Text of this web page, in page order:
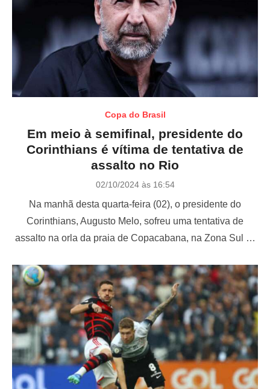
Copa do Brasil
Em meio à semifinal, presidente do
Corinthians é vítima de tentativa de
assalto no Rio
P
s
e
d
02/10/2024 às 16:54
Na manhã desta quarta-feira (02), o presidente do
Corinthians, Augusto Melo, sofreu uma tentativa de
assalto na orla da praia de Copacabana, na Zona Sul …